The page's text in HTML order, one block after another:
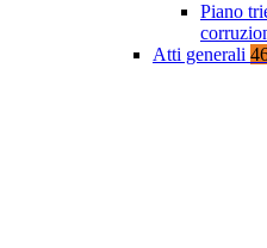
Piano
Atti generali